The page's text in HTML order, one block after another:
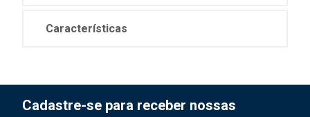
Características
Cadastre-se para receber nossas